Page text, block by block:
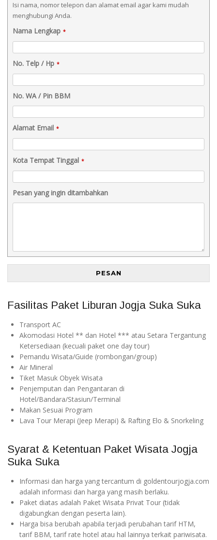
Isi nama, nomor telepon dan alamat email agar kami mudah
menghubungi Anda.
Nama Lengkap *
No. Telp / Hp *
No. WA / Pin BBM
Alamat Email *
Kota Tempat Tinggal *
Pesan yang ingin ditambahkan
PESAN
Fasilitas Paket Liburan Jogja Suka Suka
Transport AC
Akomodasi Hotel ** dan Hotel *** atau Setara Tergantung
Ketersediaan (kecuali paket one day tour)
Pemandu Wisata/Guide (rombongan/group)
Air Mineral
Tiket Masuk Obyek Wisata
Penjemputan dan Pengantaran di
Hotel/Bandara/Stasiun/Terminal
Makan Sesuai Program
Lava Tour Merapi (Jeep Merapi) & Rafting Elo & Snorkeling
Syarat & Ketentuan Paket Wisata Jogja
Suka Suka
Informasi dan harga yang tercantum di goldentourjogja.com
adalah informasi dan harga yang masih berlaku.
Paket diatas adalah Paket Wisata Privat Tour (tidak
digabungkan dengan peserta lain).
Harga bisa berubah apabila terjadi perubahan tarif HTM,
tarif BBM, tarif rate hotel atau hal lainnya terkait pariwisata.